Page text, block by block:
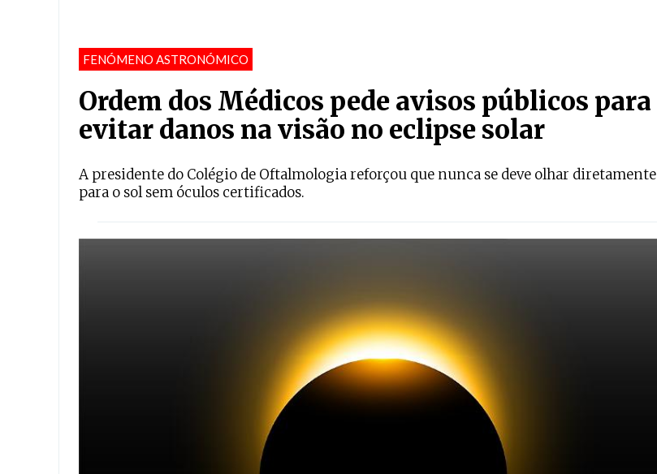
FENÓMENO ASTRONÓMICO
Ordem dos Médicos pede avisos públicos para
evitar danos na visão no eclipse solar
A presidente do Colégio de Oftalmologia reforçou que nunca se deve olhar diretamente
para o sol sem óculos certificados.